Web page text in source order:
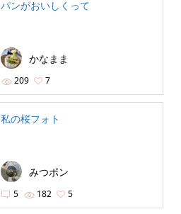
パンがおいしくって
かなまま
209 7
私の桜フォト
みつポン
5 182 5